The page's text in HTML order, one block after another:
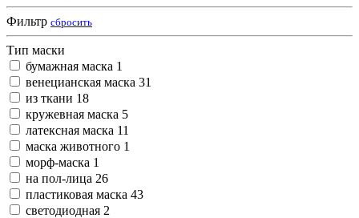
Фильтр сбросить
Тип маски
бумажная маска 1
венецианская маска 31
из ткани 18
кружевная маска 5
латексная маска 11
маска животного 1
морф-маска 1
на пол-лица 26
пластиковая маска 43
светодиодная 2